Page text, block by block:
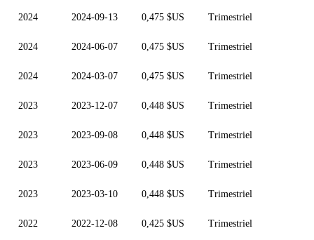
2024 2024-09-13 0,475 $US Trimestriel
2024 2024-06-07 0,475 $US Trimestriel
2024 2024-03-07 0,475 $US Trimestriel
2023 2023-12-07 0,448 $US Trimestriel
2023 2023-09-08 0,448 $US Trimestriel
2023 2023-06-09 0,448 $US Trimestriel
2023 2023-03-10 0,448 $US Trimestriel
2022 2022-12-08 0,425 $US Trimestriel